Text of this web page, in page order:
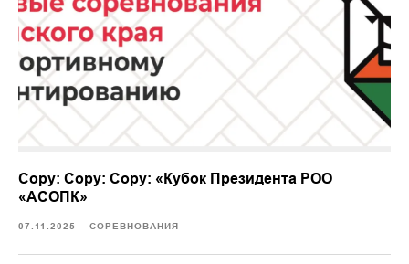
Copy: Copy: Copy: «Кубок Президента РОО
«АСОПК»
07.11.2025 СОРЕВНОВАНИЯ